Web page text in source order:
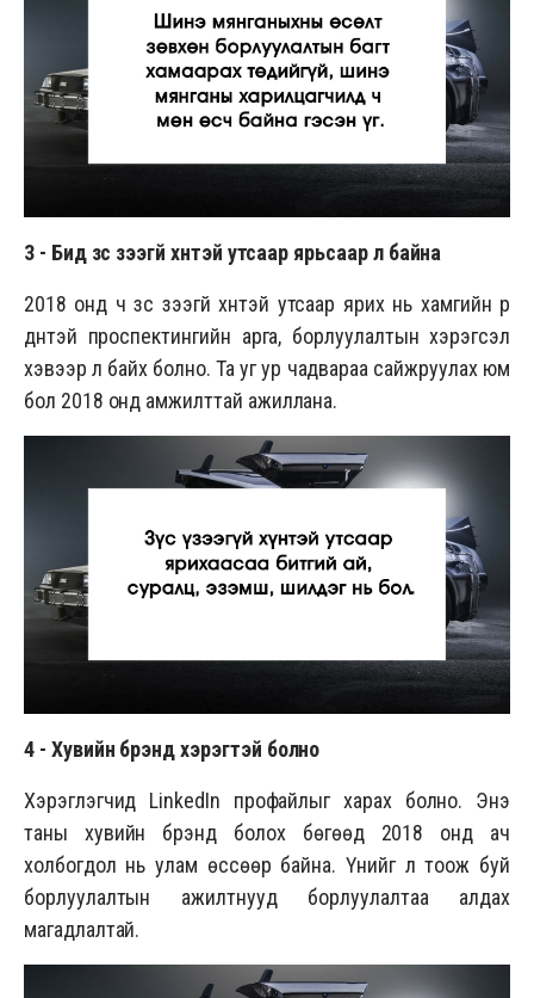
3 - Бид зүс үзээгүй хүнтэй утсаар ярьсаар л байна
2018 онд ч зүс үзээгүй хүнтэй утсаар ярих нь хамгийн үр
дүнтэй проспектингийн арга, борлуулалтын хэрэгсэл
хэвээр л байх болно. Та уг ур чадвараа сайжруулах юм
бол 2018 онд амжилттай ажиллана.
4 - Хувийн брэнд хэрэгтэй болно
Хэрэглэгчид LinkedIn профайлыг харах болно. Энэ
таны хувийн брэнд болох бөгөөд 2018 онд ач
холбогдол нь улам өссөөр байна. Үүнийг үл тоож буй
борлуулалтын ажилтнууд борлуулалтаа алдах
магадлалтай.